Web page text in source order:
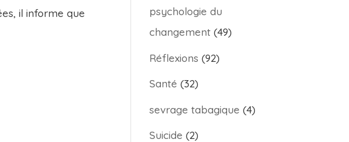
il informe que
psychologie du
changement (49)
Réflexions (92)
Santé (32)
sevrage tabagique (4)
Suicide (2)